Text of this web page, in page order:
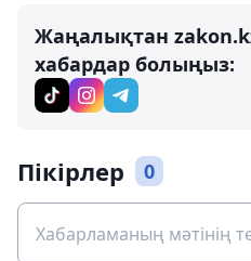
Жаңалықтан
хабардар болыңыз:
Пікірлер 0